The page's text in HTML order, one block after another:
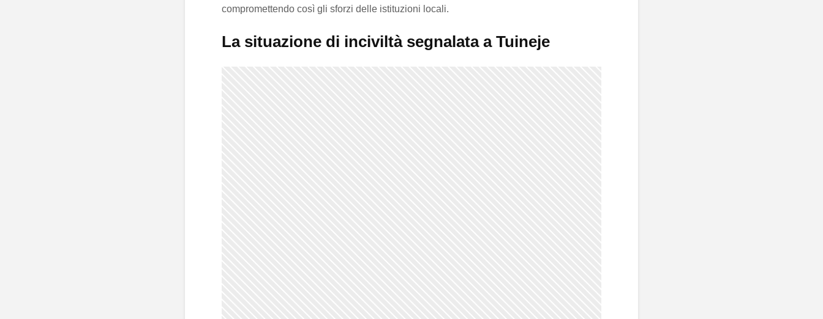
compromettendo così gli sforzi delle istituzioni locali.
La situazione di inciviltà segnalata a Tuineje